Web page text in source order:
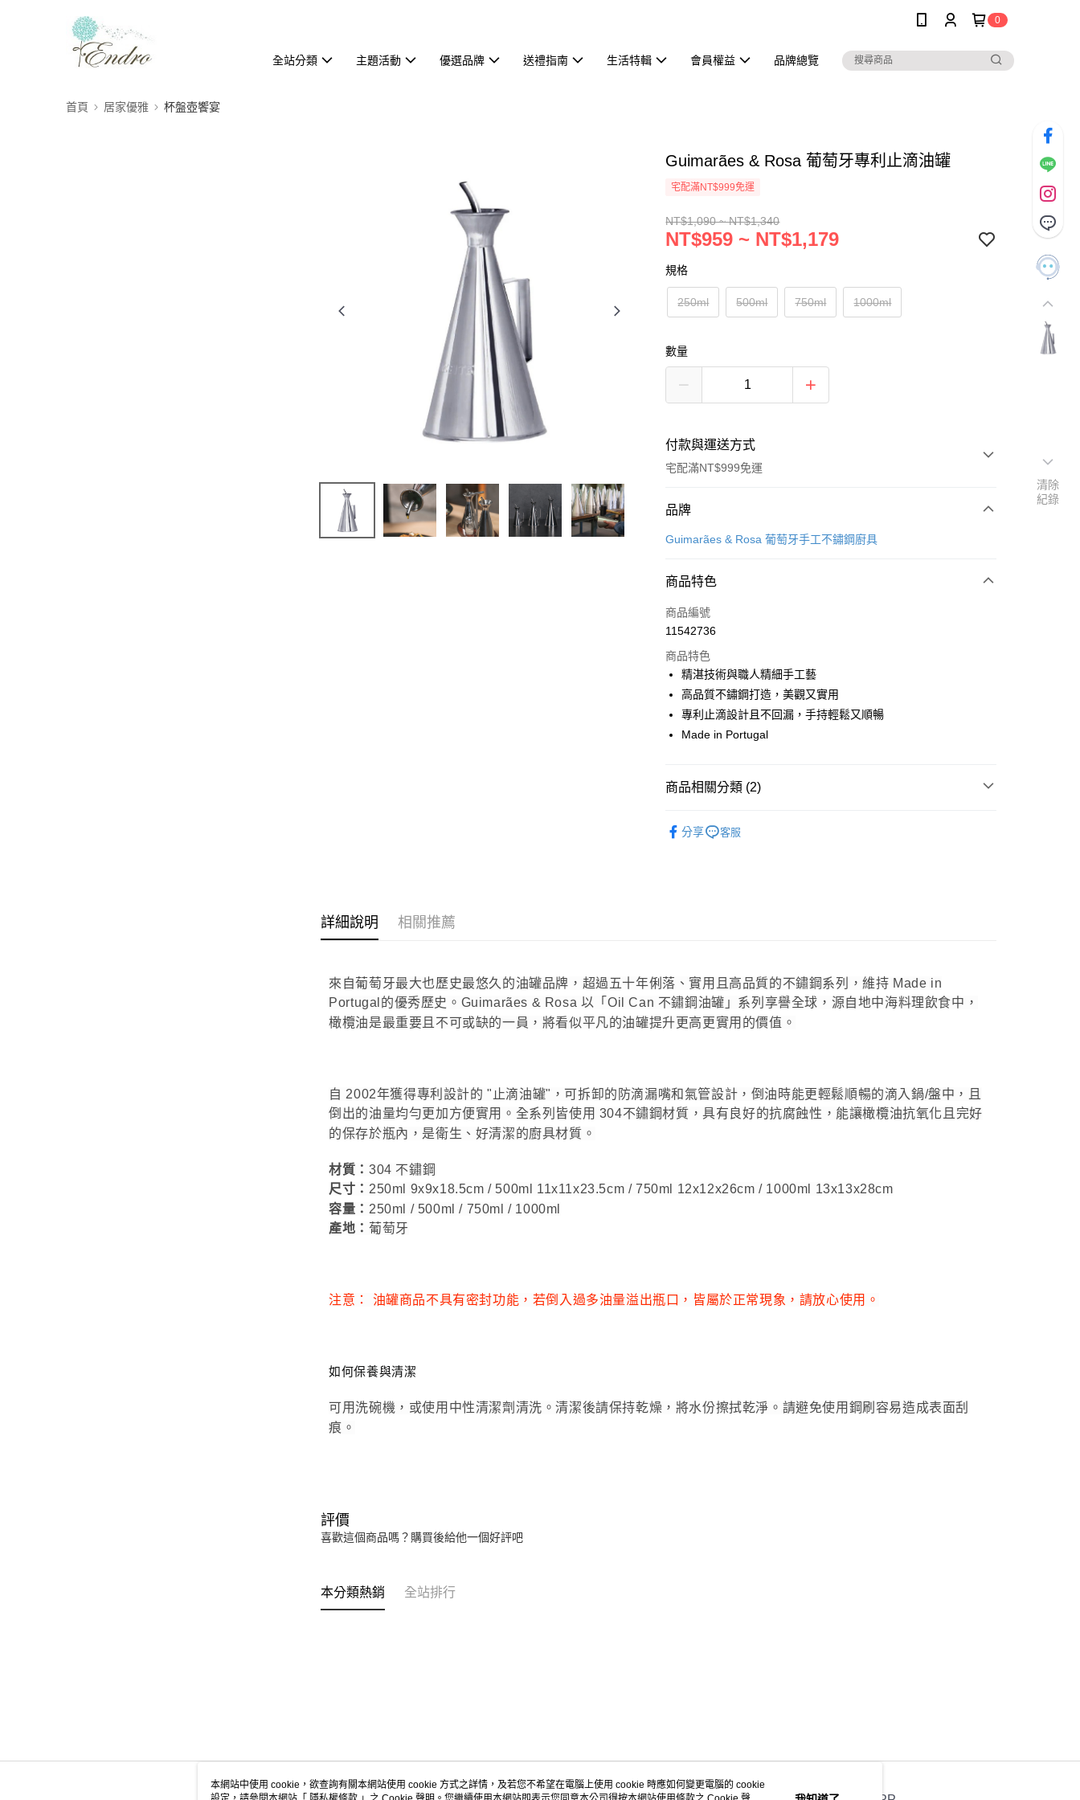
0
全站分類 主題活動 優選品牌 送禮指南 生活特輯 會員權益 品牌總覽
首頁 居家優雅 杯盤壺饗宴
Guimarães & Rosa 葡萄牙專利止滴油罐
宅配滿NT$999免運
NT$1,090 ~ NT$1,340
NT$959 ~ NT$1,179
規格
250ml 500ml 750ml 1000ml
數量
付款與運送方式
宅配滿NT$999免運
付款方式
信用卡一次付款
合作金庫商業銀行
華南商業銀行
上海商業儲蓄銀行
國泰世華商業銀行
臺灣中小企業銀行
聯邦商業銀行
遠東國際商業銀行
元大商業銀行
台灣樂天信用卡公司
LINE Pay
Apple Pay
悠遊付
Google Pay
運送方式
宅配
品牌
Guimarães & Rosa 葡萄牙手工不鏽鋼廚具
商品特色
商品編號
11542736
商品特色
精湛技術與職人精細手工藝
高品質不鏽鋼打造，美觀又實用
專利止滴設計且不回漏，手持輕鬆又順暢
Made in Portugal
商品相關分類 (2)
分享 客服
詳細說明 相關推薦
來自葡萄牙最大也歷史最悠久的油罐品牌，超過五十年俐落、實用且高品質的不鏽鋼系列，維持 Made in
Portugal的優秀歷史。Guimarães & Rosa 以「Oil Can 不鏽鋼油罐」系列享譽全球，源自地中海料理飲食中，
橄欖油是最重要且不可或缺的一員，將看似平凡的油罐提升更高更實用的價值。
自 2002年獲得專利設計的 "止滴油罐"，可拆卸的防滴漏嘴和氣管設計，倒油時能更輕鬆順暢的滴入鍋/盤中，且
倒出的油量均勻更加方便實用。全系列皆使用 304不鏽鋼材質，具有良好的抗腐蝕性，能讓橄欖油抗氧化且完好
的保存於瓶內，是衛生、好清潔的廚具材質。
材質： 304 不鏽鋼
尺寸： 250ml 9x9x18.5cm / 500ml 11x11x23.5cm / 750ml 12x12x26cm / 1000ml 13x13x28cm
容量： 250ml / 500ml / 750ml / 1000ml
產地： 葡萄牙
注意： 油罐商品不具有密封功能，若倒入過多油量溢出瓶口，皆屬於正常現象，請放心使用。
如何保養與清潔
可用洗碗機，或使用中性清潔劑清洗。清潔後請保持乾燥，將水份擦拭乾淨。請避免使用鋼刷容易造成表面刮
痕。
評價
喜歡這個商品嗎？購買後給他一個好評吧
本分類熱銷 全站排行
清除
紀錄
本網站中使用 cookie，欲查詢有關本網站使用 cookie 方式之詳情，及若您不希望在電腦上使用 cookie 時應如何變更電腦的 cookie